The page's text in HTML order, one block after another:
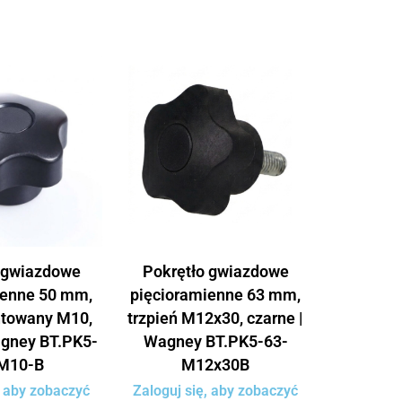
50 mm,
M10,
BT.PK5-
B
zobaczyć
Pokrętło gwiazdowe
pięcioramienne 63 mm,
trzpień M12x30, czarne |
Wagney BT.PK5-63-
M12x30B
Zaloguj się, aby zobaczyć